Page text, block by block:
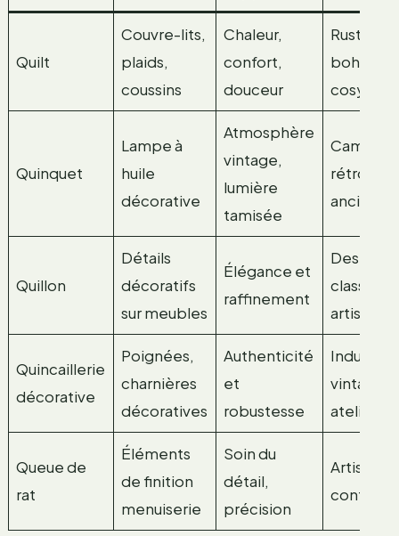
Quilt
Couvre-lits,
plaids,
coussins
Chaleur,
confort,
douceur
Rustique,
bohème,
cosy
Quinquet
Lampe à
huile
décorative
Atmosphère
vintage,
lumière
tamisée
rétro,
ancien
Quillon
Détails
décoratifs
sur meubles
Élégance et
raffinement
Design
artisanal
Quincaillerie
décorative
Poignées,
charnières
décoratives
Authenticité
et
robustesse
vintage,
atelier
Queue de
rat
Éléments
de finition
menuiserie
Soin du
détail,
précision
Artisanat,